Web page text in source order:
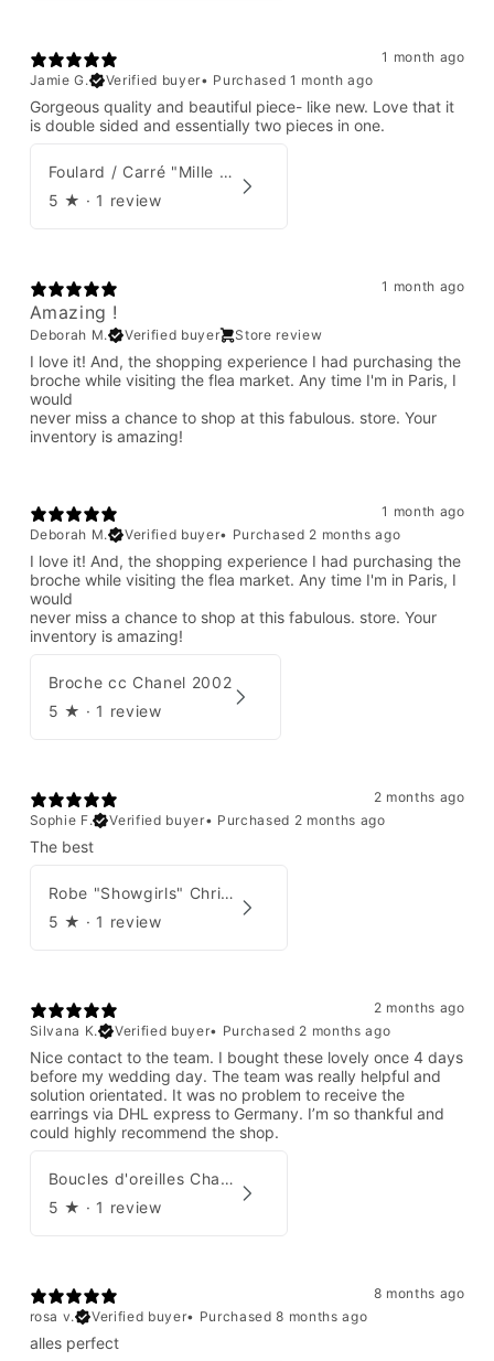
1 month ago
Jamie G.
Verified buyer• Purchased 1 month ago
Gorgeous quality and beautiful piece- like new. Love that it
is double sided and essentially two pieces in one.
Foulard / Carré "Mille Feuilles de Soie" Hermès par Natsuno Hidaka
5 ★ · 1 review
1 month ago
Amazing !
Deborah M. Verified buyer Store review
I love it! And, the shopping experience I had purchasing the
broche while visiting the flea market. Any time I'm in Paris, I
would
never miss a chance to shop at this fabulous. store. Your
inventory is amazing!
1 month ago
Deborah M.
Verified buyer• Purchased 2 months ago
I love it! And, the shopping experience I had purchasing the
broche while visiting the flea market. Any time I'm in Paris, I
would
never miss a chance to shop at this fabulous. store. Your
inventory is amazing!
Broche cc Chanel 2002
5 ★ · 1 review
2 months ago
Sophie F.
Verified buyer• Purchased 2 months ago
The best
Robe "Showgirls" Christian Dior par John Galliano Été 2003
5 ★ · 1 review
2 months ago
Silvana K.
Verified buyer• Purchased 2 months ago
Nice contact to the team. I bought these lovely once 4 days
before my wedding day. The team was really helpful and
solution orientated. It was no problem to receive the
earrings via DHL express to Germany. I’m so thankful and
could highly recommend the shop.
Boucles d'oreilles Chanel par Karl Lagerfeld 2008
5 ★ · 1 review
8 months ago
rosa v.
Verified buyer• Purchased 8 months ago
alles perfect